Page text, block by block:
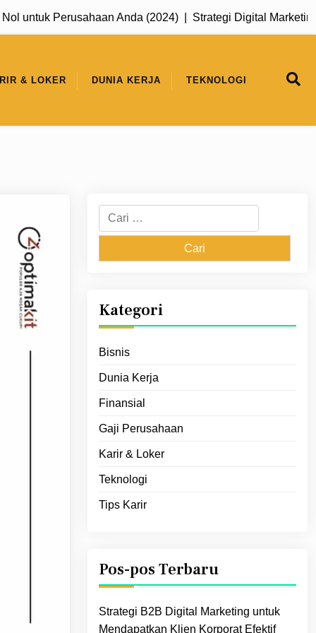
Perusahaan Anda (2024) |Strategi Digital Marketing
& LOKER DUNIA KERJA TEKNOLOGI
Cari
untuk:
Kategori
Bisnis
Dunia Kerja
Finansial
Gaji Perusahaan
Karir & Loker
Teknologi
Tips Karir
Pos-pos Terbaru
Strategi B2B Digital Marketing untuk
Mendapatkan Klien Korporat Efektif